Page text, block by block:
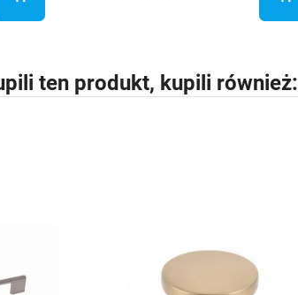
ten produkt, kupili również: